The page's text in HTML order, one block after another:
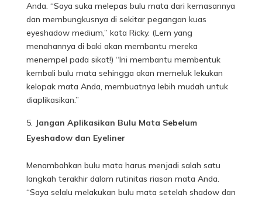
Anda. “Saya suka melepas bulu mata dari kemasannya
dan membungkusnya di sekitar pegangan kuas
eyeshadow medium,” kata Ricky. (Lem yang
menahannya di baki akan membantu mereka
menempel pada sikat!) “Ini membantu membentuk
kembali bulu mata sehingga akan memeluk lekukan
kelopak mata Anda, membuatnya lebih mudah untuk
diaplikasikan.”
Jangan Aplikasikan Bulu Mata Sebelum
Eyeshadow dan Eyeliner
Menambahkan bulu mata harus menjadi salah satu
langkah terakhir dalam rutinitas riasan mata Anda.
“Saya selalu melakukan bulu mata setelah shadow dan